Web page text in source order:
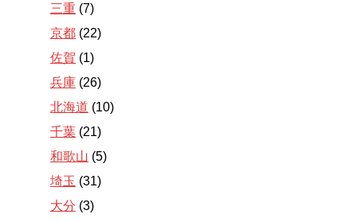
三重 (7)
京都 (22)
佐賀 (1)
兵庫 (26)
北海道 (10)
千葉 (21)
和歌山 (5)
埼玉 (31)
大分 (3)